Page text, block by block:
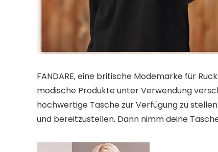
FANDARE, eine britische Modemarke für
modische Produkte unter Verwendung
hochwertige Tasche zur Verfügung zu
und bereitzustellen. Dann nimm deine